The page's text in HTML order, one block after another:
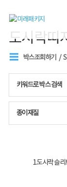
도시락띠
박스조회하기
키워드로 박스 검색
종이재질
1.도시락 슬리